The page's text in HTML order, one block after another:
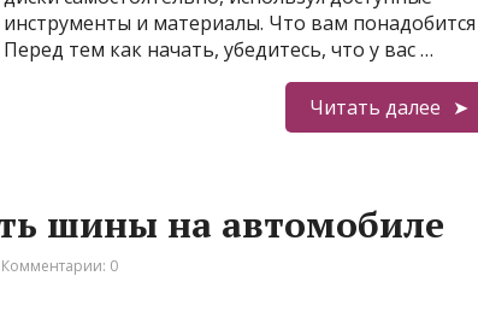
инструменты и материалы. Что вам понадобится
Перед тем как начать, убедитесь, что у вас …
Читать далее
шины на автомобиле
Комментарии: 0